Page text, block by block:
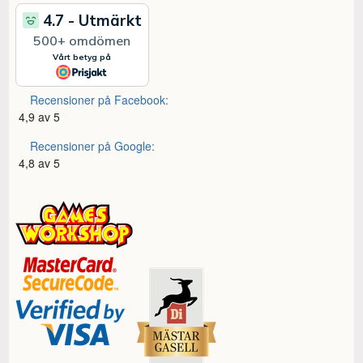
Recensioner på Facebook:
4,9 av 5
Recensioner på Google:
4,8 av 5